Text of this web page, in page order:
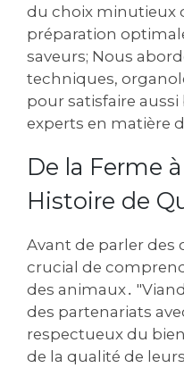
du choix minutieux
préparation
saveurs; Nous
techniques,
pour satisfaire aussi
experts en matière
De la Ferme
Histoire de
Avant de parler des
crucial de
des animaux․
des partenariats
respectueux du
de la qualité de